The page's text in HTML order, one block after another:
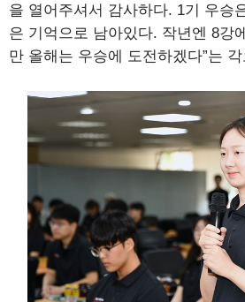
을 열어주셔서 감사하다. 1기 우승
은 기억으로 남아있다. 작년엔 8강
만 올해는 우승에 도전하겠다”는